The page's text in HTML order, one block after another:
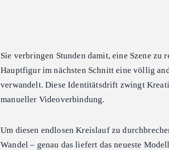
Sie verbringen Stunden damit, eine Szene zu
Hauptfigur im nächsten Schnitt eine völlig
verwandelt. Diese Identitätsdrift zwingt
manueller Videoverbindung.
Um diesen endlosen Kreislauf zu
Wandel – genau das liefert das neueste